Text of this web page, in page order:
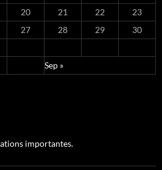
20 21 22
23
27 28 29
30
Sep »
importantes.